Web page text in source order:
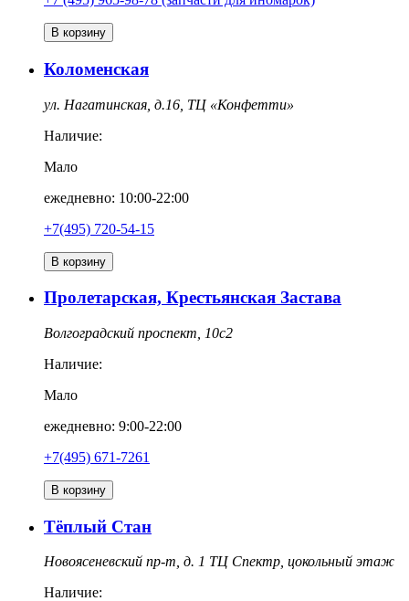
В корзину
Коломенская
ул. Нагатинская, д.16, ТЦ «Конфетти»
Наличие:
Мало
ежедневно: 10:00-22:00
+7(495) 720-54-15
В корзину
Пролетарская, Крестьянская Застава
Волгоградский проспект, 10с2
Наличие:
Мало
ежедневно: 9:00-22:00
+7(495) 671-7261
В корзину
Тёплый Стан
Новоясеневский пр-т, д. 1 ТЦ Спектр, цокольный этаж
Наличие: